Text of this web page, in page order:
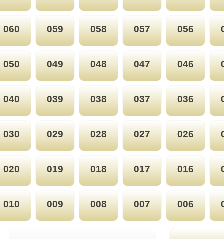
056
057
058
059
060
046
047
048
049
050
036
037
038
039
040
026
027
028
029
030
016
017
018
019
020
006
007
008
009
010